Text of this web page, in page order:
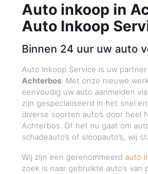
Auto inkoop in
Auto Inkoop
Binnen 24 uur uw auto
Auto Inkoop Service is uw
Achterbos. Met onze nieuwe
eenvoudig uw auto aanmelden
zijn gespecialiseerd in het snel
diverse soorten auto’s door heel
Achterbos. Of het nu gaat om
schadeauto’s of sloopauto’s, wij
Wij zijn een gerenommeerd auto
zoek is naar gebruikte auto’s